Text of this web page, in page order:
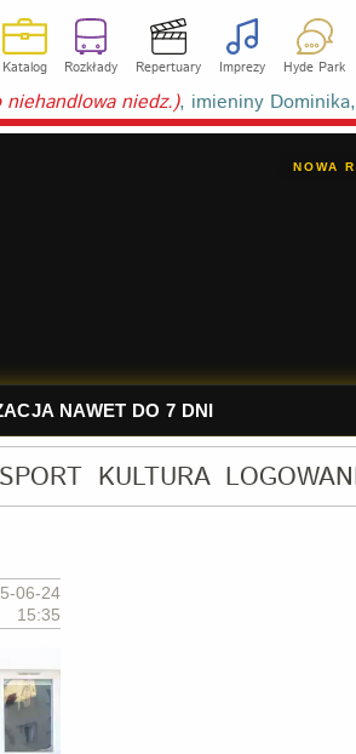
Katalog Rozkłady Repertuary Imprezy Hyde Park
niedz.), imieniny
SPORT KULTURA
06-24
15:35